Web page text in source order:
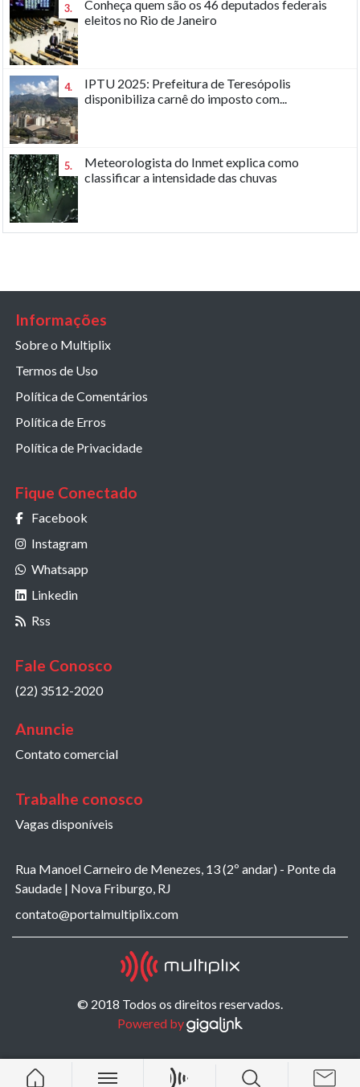
3.
Conheça quem são os 46 deputados federais
eleitos no Rio de Janeiro
4.
IPTU 2025: Prefeitura de Teresópolis
disponibiliza carnê do imposto com...
5.
Meteorologista do Inmet explica como
classificar a intensidade das chuvas
Informações
Sobre o Multiplix
Termos de Uso
Política de Comentários
Política de Erros
Política de Privacidade
Fique Conectado
Facebook
Instagram
Whatsapp
Linkedin
Rss
Fale Conosco
(22) 3512-2020
Anuncie
Contato comercial
Trabalhe conosco
Vagas disponíveis
Rua Manoel Carneiro de Menezes, 13 (2º andar) - Ponte da
Saudade | Nova Friburgo, RJ
contato@portalmultiplix.com
© 2018 Todos os direitos reservados.
Powered by